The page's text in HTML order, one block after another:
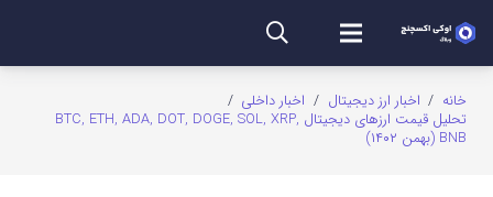
خانه / اخبار ارز دیجیتال / اخبار داخلی /
تحلیل قیمت ارزهای دیجیتال BTC, ETH, ADA, DOT, DOGE, SOL, XRP,
BNB (بهمن ۱۴۰۲)